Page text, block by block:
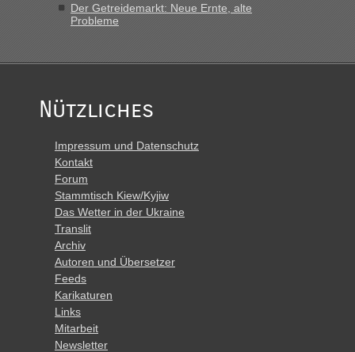
Der Getreidemarkt: Neue Ernte, alte
Probleme
Nützliches
Impressum und Datenschutz
Kontakt
Forum
Stammtisch Kiew/Kyjiw
Das Wetter in der Ukraine
Translit
Archiv
Autoren und Übersetzer
Feeds
Karikaturen
Links
Mitarbeit
Newsletter